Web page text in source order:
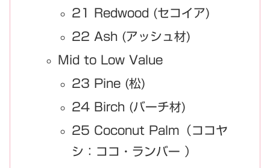
21 Redwood (セコイア)
22 Ash (アッシュ材)
Mid to Low Value
23 Pine (松)
24 Birch (バーチ材)
25 Coconut Palm（ココヤ
シ：ココ・ランバー ）